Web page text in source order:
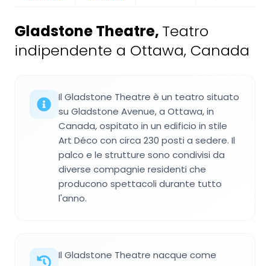
Gladstone Theatre, Teatro
indipendente a Ottawa, Canada
Il Gladstone Theatre è un teatro situato
su Gladstone Avenue, a Ottawa, in
Canada, ospitato in un edificio in stile
Art Déco con circa 230 posti a sedere. Il
palco e le strutture sono condivisi da
diverse compagnie residenti che
producono spettacoli durante tutto
l'anno.
Il Gladstone Theatre nacque come